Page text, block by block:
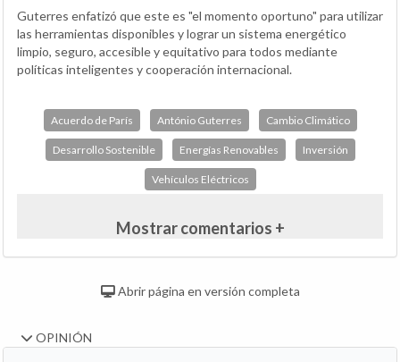
Guterres enfatizó que este es "el momento oportuno" para utilizar
las herramientas disponibles y lograr un sistema energético
limpio, seguro, accesible y equitativo para todos mediante
políticas inteligentes y cooperación internacional.
Acuerdo de París António Guterres Cambio Climático
Desarrollo Sostenible Energías Renovables Inversión
Vehículos Eléctricos
Mostrar comentarios +
Abrir página en versión completa
OPINIÓN